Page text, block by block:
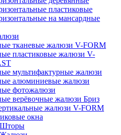
пластиковые
на мансардные
тканевые жалюзи V-FORM
пластиковые жалюзи V-
мультифактурные жалюзи
алюминиевые жалюзи
фотожалюзи
верёвочные жалюзи Бриз
жалюзи V-FORM
окна
Шторы